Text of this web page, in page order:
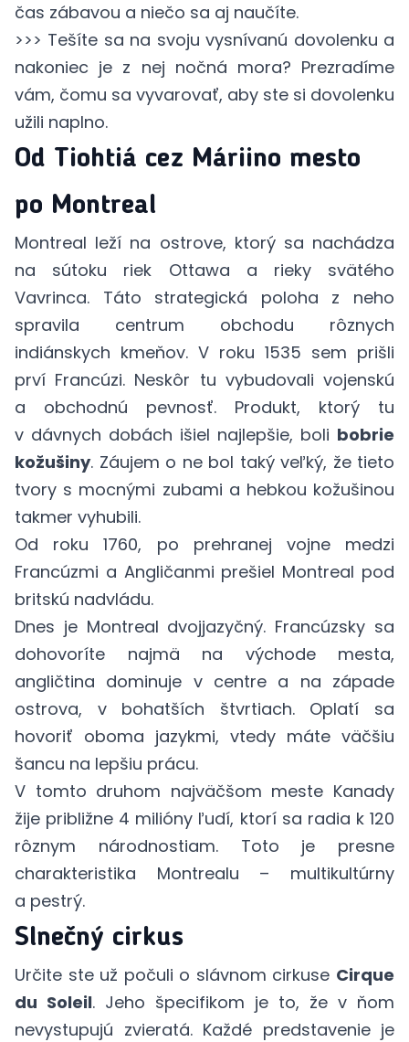
čas zábavou a niečo sa aj naučíte.
>>> Tešíte sa na svoju vysnívanú dovolenku a
nakoniec je z nej nočná mora? Prezradíme
vám, čomu sa vyvarovať, aby ste si dovolenku
užili naplno.
Od Tiohtiá cez Máriino mesto
po Montreal
Montreal leží na ostrove, ktorý sa nachádza
na sútoku riek Ottawa a rieky svätého
Vavrinca. Táto strategická poloha z neho
spravila centrum obchodu rôznych
indiánskych kmeňov. V roku 1535 sem prišli
prví Francúzi. Neskôr tu vybudovali vojenskú
a obchodnú pevnosť. Produkt, ktorý tu
v dávnych dobách išiel najlepšie, boli bobrie
kožušiny. Záujem o ne bol taký veľký, že tieto
tvory s mocnými zubami a hebkou kožušinou
takmer vyhubili.
Od roku 1760, po prehranej vojne medzi
Francúzmi a Angličanmi prešiel Montreal pod
britskú nadvládu.
Dnes je Montreal dvojjazyčný. Francúzsky sa
dohovoríte najmä na východe mesta,
angličtina dominuje v centre a na západe
ostrova, v bohatších štvrtiach. Oplatí sa
hovoriť oboma jazykmi, vtedy máte väčšiu
šancu na lepšiu prácu.
V tomto druhom najväčšom meste Kanady
žije približne 4 milióny ľudí, ktorí sa radia k 120
rôznym národnostiam. Toto je presne
charakteristika Montrealu – multikultúrny
a pestrý.
Slnečný cirkus
Určite ste už počuli o slávnom cirkuse Cirque
du Soleil. Jeho špecifikom je to, že v ňom
nevystupujú zvieratá. Každé predstavenie je